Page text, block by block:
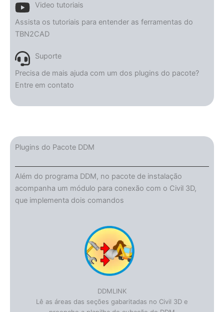
Video tutoriais
Assista os tutoriais para entender as ferramentas do
TBN2CAD
Suporte
Precisa de mais ajuda com um dos plugins do pacote?
Entre em contato
Plugins do Pacote DDM
Além do programa DDM, no pacote de instalação
acompanha um módulo para conexão com o Civil 3D,
que implementa dois comandos
DDMLINK
Lê as áreas das seções gabaritadas no Civil 3D e